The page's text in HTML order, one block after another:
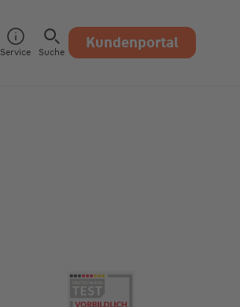
Service Suche Kundenportal